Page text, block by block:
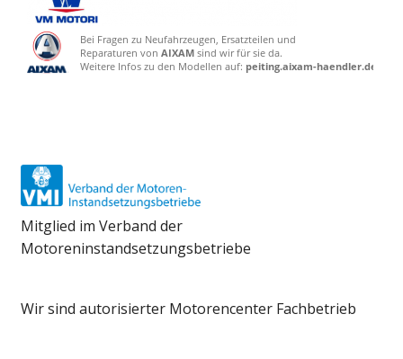
Mitglied im Verband der
Motoreninstandsetzungsbetriebe
Wir sind autorisierter Motorencenter Fachbetrieb